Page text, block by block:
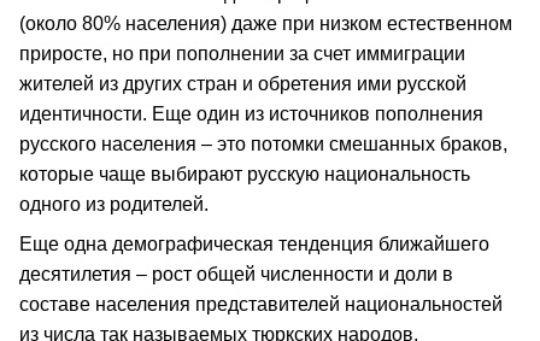
(около 80% населения) даже при низком естественном
приросте, но при пополнении за счет иммиграции
жителей из других стран и обретения ими русской
идентичности. Еще один из источников пополнения
русского населения – это потомки смешанных браков,
которые чаще выбирают русскую национальность
одного из родителей.
Еще одна демографическая тенденция ближайшего
десятилетия – рост общей численности и доли в
составе населения представителей национальностей
из числа так называемых тюркских народов,